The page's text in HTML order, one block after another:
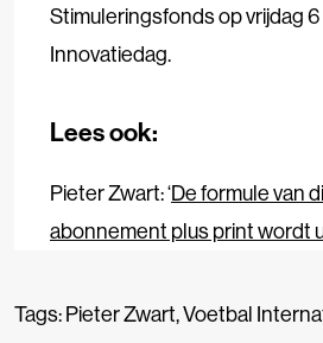
Stimuleringsfonds op vrijdag
Innovatiedag.
Lees ook:
Pieter Zwart: ‘De formule van
abonnement plus print wordt
Tags:Pieter Zwart,Voetbal